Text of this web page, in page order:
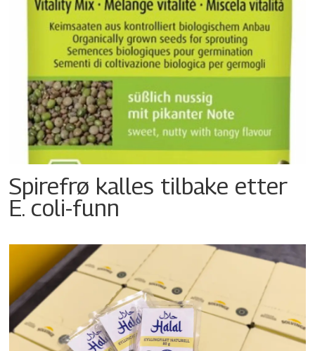
Spirefrø kalles tilbake etter
E. coli-funn